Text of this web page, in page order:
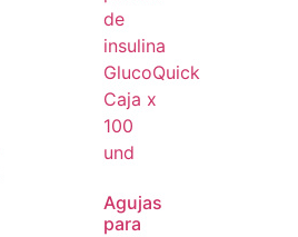
Agujas
para